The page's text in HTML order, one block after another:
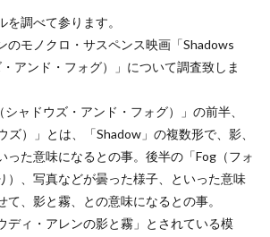
調べて参ります。
のモノクロ・サスペンス映画「Shadows
アンド・フォグ）」について調査致しま
シャドウズ・アンド・フォグ）」の前半、
ズ）」とは、「Shadow」の複数形で、影、
った意味になるとの事。後半の「Fog（フォ
）、写真などが曇った様子、といった意味
て、影と霧、との意味になるとの事。
ディ・アレンの影と霧」とされている模